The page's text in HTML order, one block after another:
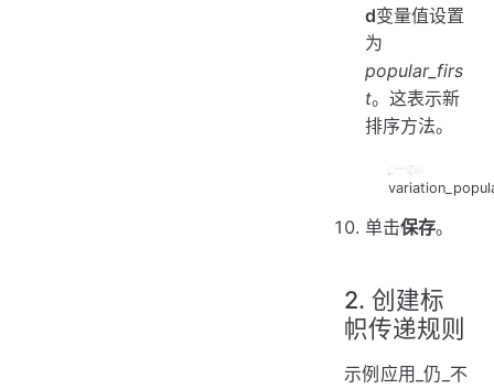
d变量值设置
为
popular_firs
t。这表示新
排序方法。
单击保存。
2. 创建标
帜传递规则
示例应用_仍_不